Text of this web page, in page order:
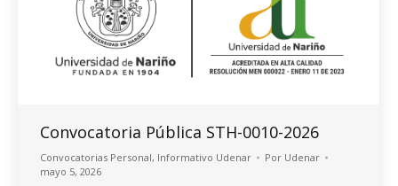
Convocatoria Pública STH-0010-2026
Convocatorias Personal, Informativo Udenar Por Udenar
mayo 5, 2026